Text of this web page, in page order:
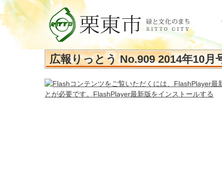
広報りっとう No.909 2014年10月